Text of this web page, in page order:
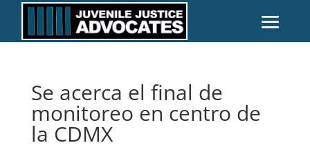
Se acerca el final de
monitoreo en centro de
la CDMX